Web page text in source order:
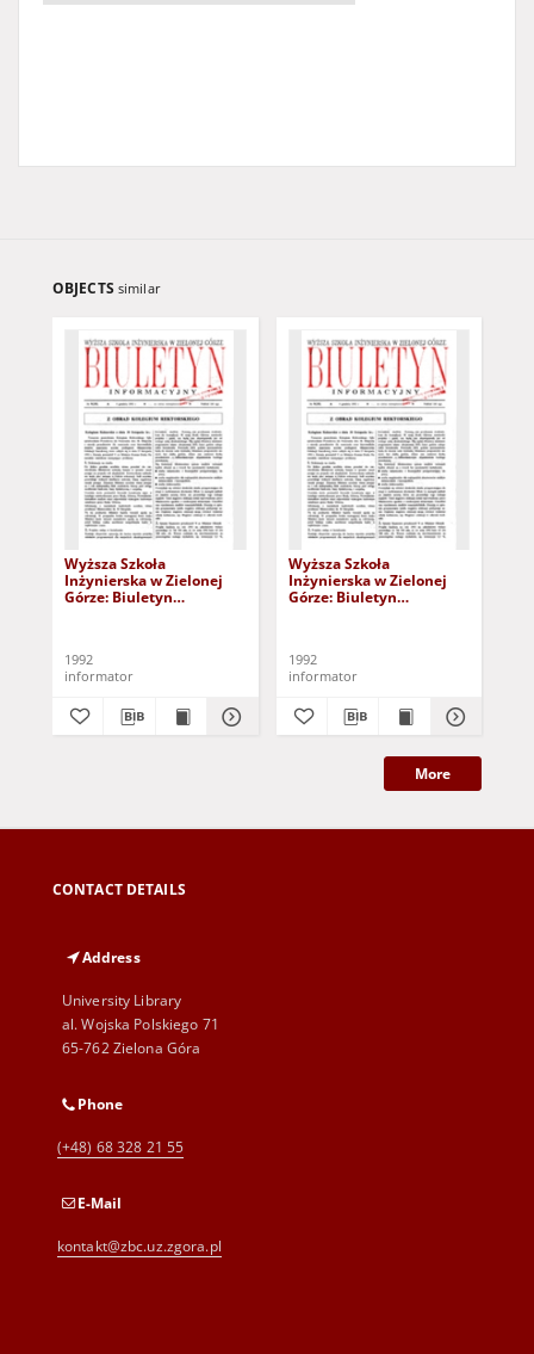
OBJECTS similar
Wyższa Szkoła
Inżynierska w Zielonej
Górze: Biuletyn
1992
informator
Wyższa Szkoła
Inżynierska w Zielonej
Górze: Biuletyn
1992
informator
More
CONTACT DETAILS
Address
University Library
al. Wojska Polskiego 71
65-762 Zielona Góra
Phone
(+48) 68 328 21 55
E-Mail
kontakt@zbc.uz.zgora.pl